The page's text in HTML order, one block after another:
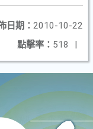
日期： 2010-10-22
點擊率： 518 |